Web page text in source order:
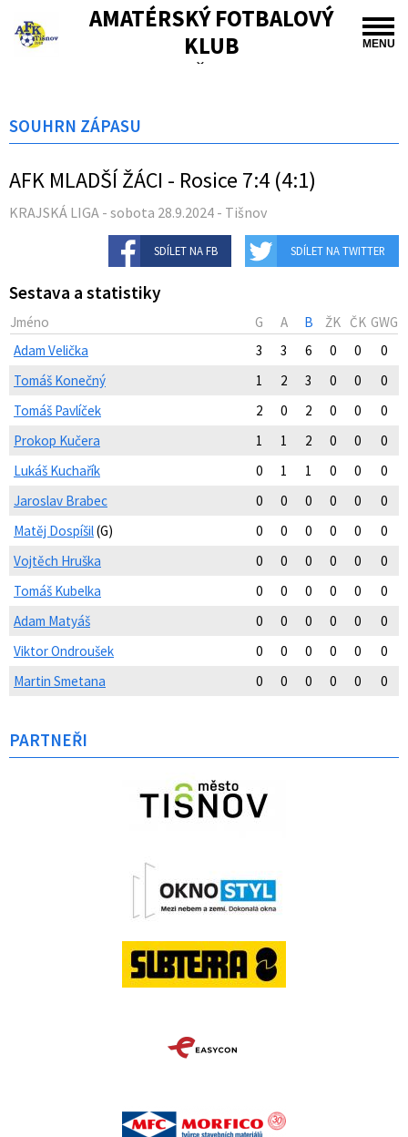
MENU
AMATÉRSKÝ FOTBALOVÝ
KLUB
TIŠNOV
SOUHRN ZÁPASU
AFK MLADŠÍ ŽÁCI - Rosice 7:4 (4:1)
KRAJSKÁ LIGA - sobota 28.9.2024 - Tišnov
SDÍLET NA FB SDÍLET NA TWITTER
Sestava a statistiky
Jméno G A B ŽK ČK GWG
Adam Velička
3 3 6 0 0
0
Tomáš Konečný
1 2 3 0 0
0
Tomáš Pavlíček
2 0 2 0 0
0
Prokop Kučera
1 1 2 0 0
0
Lukáš Kuchařík
0 1 1 0 0
0
Jaroslav Brabec
0 0 0 0 0
0
Matěj Dospíšil(G) 0 0 0 0 0
0
Vojtěch Hruška
0 0 0 0 0
0
Tomáš Kubelka
0 0 0 0 0
0
Adam Matyáš
0 0 0 0 0
0
Viktor Ondroušek
0 0 0 0 0
0
Martin Smetana
0 0 0 0 0 0
PARTNEŘI